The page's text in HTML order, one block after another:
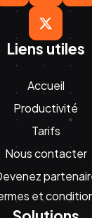
Liens utiles
Accueil
Productivité
Tarifs
Nous contacter
et